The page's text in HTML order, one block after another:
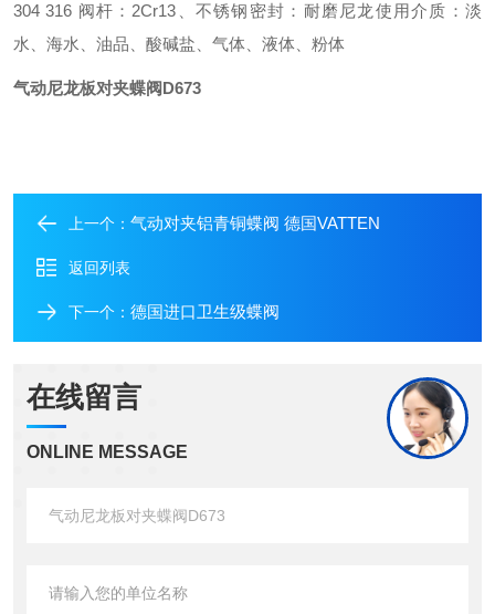
304 316 阀杆： 2Cr13 、不锈钢 密封：耐磨尼龙使用介质：淡
水、海水、油品、酸碱盐、气体、液体、粉体
气动尼龙板对夹蝶阀D673
上一个： 气动对夹铝青铜蝶阀 德国VATTEN
返回列表
下一个： 德国进口卫生级蝶阀
在线留言
ONLINE MESSAGE